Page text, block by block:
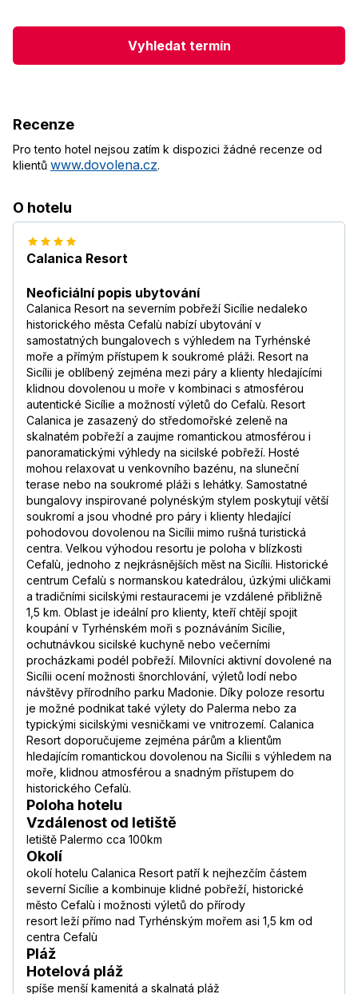
Vyhledat termín
Recenze
Pro tento hotel nejsou zatím k dispozici žádné recenze od
klientů www.dovolena.cz.
O hotelu
Calanica Resort
Neoficiální popis ubytování
Calanica Resort na severním pobřeží Sicílie nedaleko
historického města Cefalù nabízí ubytování v
samostatných bungalovech s výhledem na Tyrhénské
moře a přímým přístupem k soukromé pláži. Resort na
Sicílii je oblíbený zejména mezi páry a klienty hledajícími
klidnou dovolenou u moře v kombinaci s atmosférou
autentické Sicílie a možností výletů do Cefalù. Resort
Calanica je zasazený do středomořské zeleně na
skalnatém pobřeží a zaujme romantickou atmosférou i
panoramatickými výhledy na sicilské pobřeží. Hosté
mohou relaxovat u venkovního bazénu, na sluneční
terase nebo na soukromé pláži s lehátky. Samostatné
bungalovy inspirované polynéským stylem poskytují větší
soukromí a jsou vhodné pro páry i klienty hledající
pohodovou dovolenou na Sicílii mimo rušná turistická
centra. Velkou výhodou resortu je poloha v blízkosti
Cefalù, jednoho z nejkrásnějších měst na Sicílii. Historické
centrum Cefalù s normanskou katedrálou, úzkými uličkami
a tradičními sicilskými restauracemi je vzdálené přibližně
1,5 km. Oblast je ideální pro klienty, kteří chtějí spojit
koupání v Tyrhénském moři s poznáváním Sicílie,
ochutnávkou sicilské kuchyně nebo večerními
procházkami podél pobřeží. Milovníci aktivní dovolené na
Sicílii ocení možnosti šnorchlování, výletů lodí nebo
návštěvy přírodního parku Madonie. Díky poloze resortu
je možné podnikat také výlety do Palerma nebo za
typickými sicilskými vesničkami ve vnitrozemí. Calanica
Resort doporučujeme zejména párům a klientům
hledajícím romantickou dovolenou na Sicílii s výhledem na
moře, klidnou atmosférou a snadným přístupem do
historického Cefalù.
Poloha hotelu
Vzdálenost od letiště
letiště Palermo cca 100km
Okolí
okolí hotelu Calanica Resort patří k nejhezčím částem
severní Sicílie a kombinuje klidné pobřeží, historické
město Cefalù i možnosti výletů do přírody
resort leží přímo nad Tyrhénským mořem asi 1,5 km od
centra Cefalù
Pláž
Hotelová pláž
spíše menší kamenitá a skalnatá pláž